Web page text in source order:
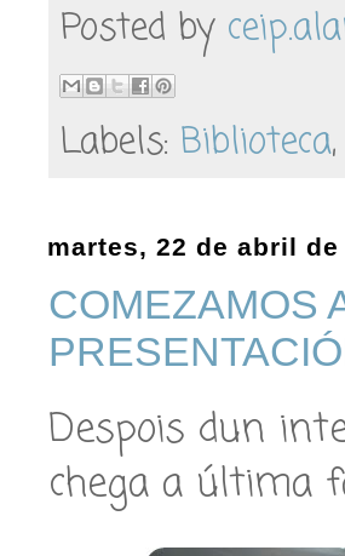
Posted by
Labels: Biblioteca,
martes, 22 de abril de
COMEZAMOS
Despois dun
chega a última